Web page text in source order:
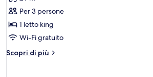
Camera,
1
letto
king,
vista
Per 3 persone
1 letto king
Wi-Fi gratuito
Scopri di più
Altri